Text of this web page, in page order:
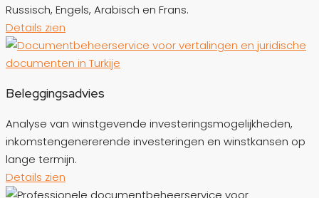
Russisch, Engels, Arabisch en Frans.
Details zien
Beleggingsadvies
Analyse van winstgevende investeringsmogelijkheden,
inkomstengenererende investeringen en winstkansen op
lange termijn.
Details zien